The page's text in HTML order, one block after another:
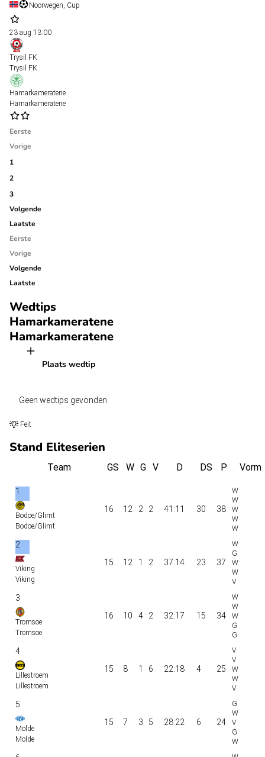
Noorwegen, Cup
23 aug 13:00
Trysil FK
Trysil FK
Hamarkameratene
Hamarkameratene
Eerste
Vorige
1
2
3
Volgende
Laatste
Eerste
Vorige
Volgende
Laatste
Wedtips
Hamarkameratene
Hamarkameratene
Plaats wedtip
Geen wedtips gevonden
Feit
Stand Eliteserien
Team GS W G V D DS P Vorm
1
Bodoe/Glimt
Bodoe/Glimt
16 12 2 2 41:11 30 38
2
Viking
Viking
15 12 1 2 37:14 23 37
3
Tromsoe
Tromsoe
16 10 4 2 32:17 15 34
4
Lillestroem
Lillestroem
15 8 1 6 22:18 4 25
5
Molde
Molde
15 7 3 5 28:22 6 24